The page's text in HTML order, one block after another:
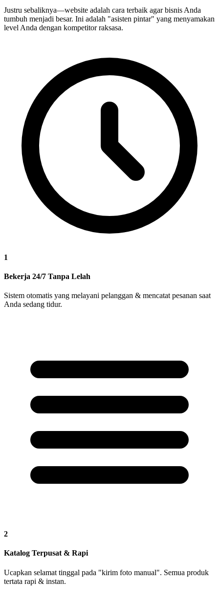
Justru sebaliknya—website adalah cara terbaik agar bisnis Anda
tumbuh menjadi besar. Ini adalah "asisten pintar" yang menyamakan
level Anda dengan kompetitor raksasa.
1
Bekerja 24/7 Tanpa Lelah
Sistem otomatis yang melayani pelanggan & mencatat pesanan saat
Anda sedang tidur.
2
Katalog Terpusat & Rapi
Ucapkan selamat tinggal pada "kirim foto manual". Semua produk
tertata rapi & instan.